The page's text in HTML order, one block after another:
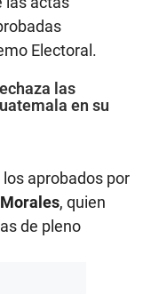
Electoral.
las
en su
aprobados por
Morales, quien
de pleno